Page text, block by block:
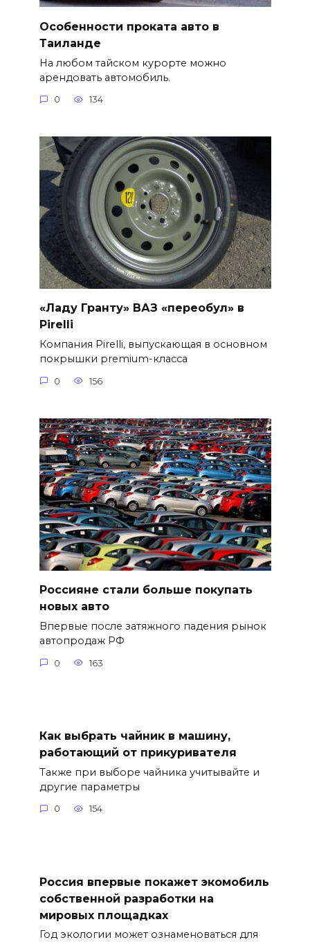
Особенности проката авто в
Таиланде
На любом тайском курорте можно
арендовать автомобиль.
0 134
«Ладу Гранту» ВАЗ «переобул» в
Pirelli
Компания Pirelli, выпускающая в основном
покрышки premium-класса
0 156
Россияне стали больше покупать
новых авто
Впервые после затяжного падения рынок
автопродаж РФ
0 163
Как выбрать чайник в машину,
работающий от прикуривателя
Также при выборе чайника учитывайте и
другие параметры
0 154
Россия впервые покажет экомобиль
собственной разработки на
мировых площадках
Год экологии может ознаменоваться для